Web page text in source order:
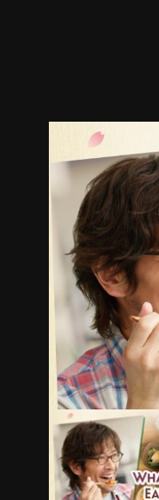
預告 劇照